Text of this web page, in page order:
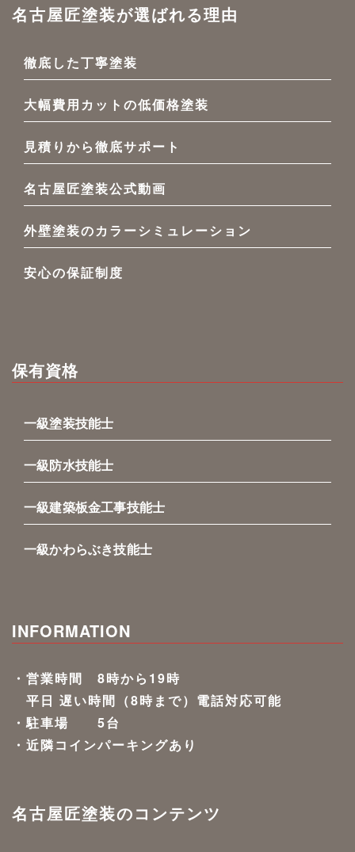
名古屋匠塗装が選ばれる理由
徹底した丁寧塗装
大幅費用カットの低価格塗装
見積りから徹底サポート
名古屋匠塗装公式動画
外壁塗装のカラーシミュレーション
安心の保証制度
保有資格
一級塗装技能士
一級防水技能士
一級建築板金工事技能士
一級かわらぶき技能士
INFORMATION
・営業時間 8時から19時
平日 遅い時間（8時まで）電話対応可能
・駐車場 5台
・近隣コインパーキングあり
名古屋匠塗装のコンテンツ